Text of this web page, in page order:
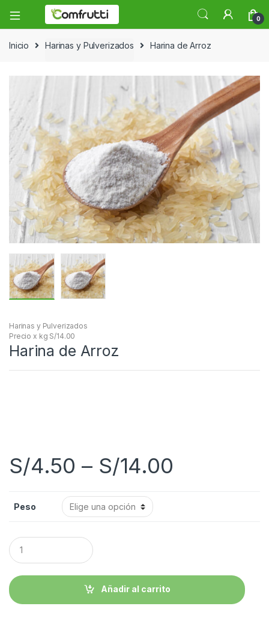
0
Inicio Harinas y Pulverizados Harina de Arroz
Harinas y Pulverizados
Precio x kg S/14.00
Harina de Arroz
S/4.50 – S/14.00
Peso
C
a
n
i
d
Añadir al carrito